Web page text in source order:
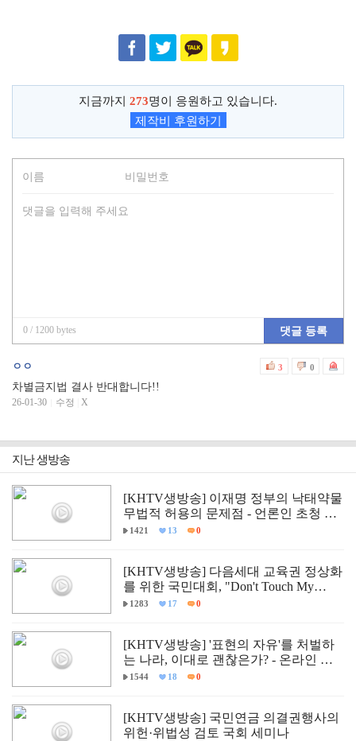
지금까지 273명이 응원하고 있습니다.
제작비 후원하기
0 / 1200 bytes 댓글 등록
ㅇㅇ 3 0
차별금지법 결사 반대합니다!!
26-01-30 수정 X
지난 생방송
[KHTV생방송] 이재명 정부의 낙태약물
무법적 허용의 문제점 - 언론인 초청 긴
급 학술 세미나
1421 13 0
[KHTV생방송] 다음세대 교육권 정상화
를 위한 국민대회, "Don't Touch My
Child."
1283 17 0
[KHTV생방송] '표현의 자유'를 처벌하
는 나라, 이대로 괜찮은가? - 온라인 입
틀막법 폐지 촉구 국회토론회
1544 18 0
[KHTV생방송] 국민연금 의결권행사의
위헌·위법성 검토 국회 세미나